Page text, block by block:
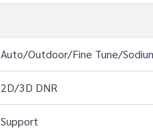
Auto/Outdoor/Fine Tune/
2D/3D DNR
Support